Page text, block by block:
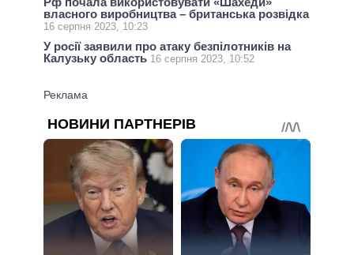
власного виробництва – британська розвідка
16 серпня 2023, 10:23
У росії заявили про атаку безпілотників на
Калузьку область 16 серпня 2023, 10:52